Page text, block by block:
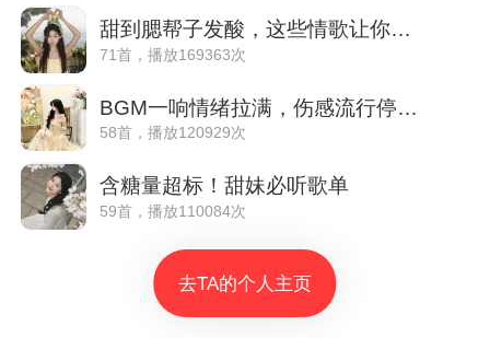
甜到腮帮子发酸，这些情歌让你想谈恋爱
71首，播放169363次
BGM一响情绪拉满，伤感流行停不下来
58首，播放120929次
含糖量超标！甜妹必听歌单
59首，播放110084次
去TA的个人主页